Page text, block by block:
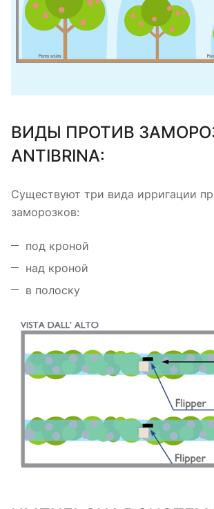
ВИДЫ ПРОТИВ
ANTIBRINA:
Существуют три вида ирригации
заморозков:
под кроной
над кроной
в полоску